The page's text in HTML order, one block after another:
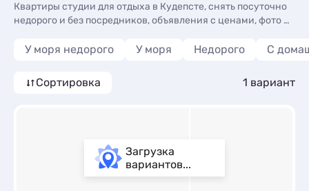
Квартиры студии для отдыха в Кудепсте, снять посуточно
недорого и без посредников, объявления с ценами, фото и
более 10 вариантов, от 3570 руб, комнаты с трансфером
У моря недорого У моря Недорого С
Сортировка 1 вариант
Загрузка
вариантов...